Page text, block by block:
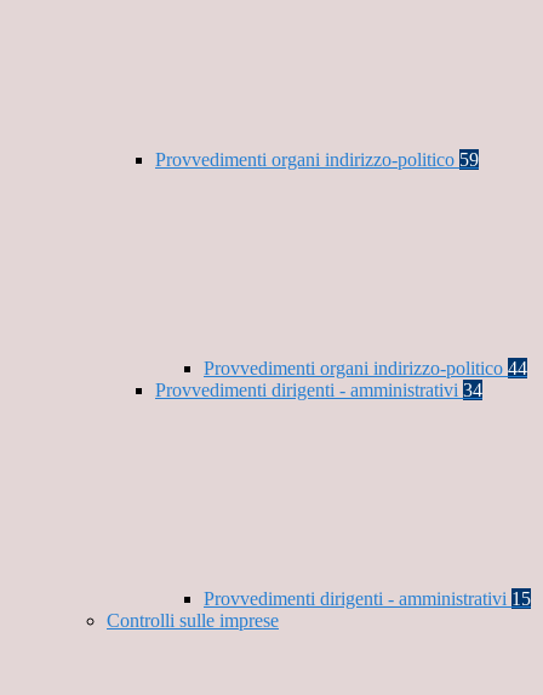
Provvedimenti organi indirizzo-politico 59
Provvedimenti organi indirizzo-politico 44
Provvedimenti dirigenti - amministrativi 34
Provvedimenti dirigenti - amministrativi 15
Controlli sulle imprese